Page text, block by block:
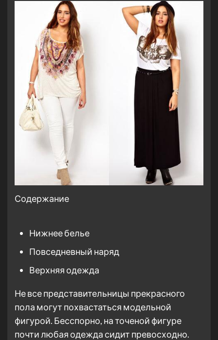
Содержание
Нижнее белье
Повседневный наряд
Верхняя одежда
Не все представительницы прекрасного
пола могут похвастаться модельной
фигурой. Бесспорно, на точеной фигуре
почти любая одежда сидит превосходно.